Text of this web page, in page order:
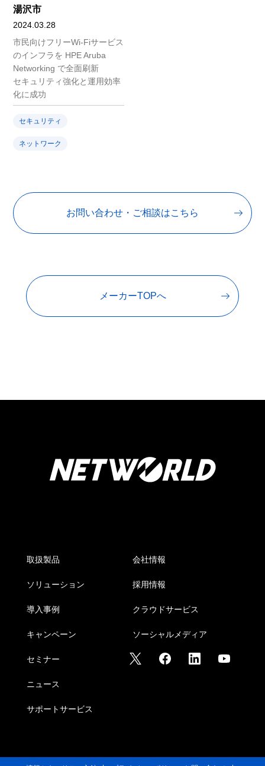
湯沢市
2024.03.28
市民向けフリーWi-Fiサービス
のインフラを HPE Aruba
Networking で全面刷新
セキュリティ強化と運用効率
化に成功
セキュリティ
ネットワーク
お問い合わせ・ご相談はこちら
メーカーTOPへ
取扱製品
ソリューション
導入事例
キャンペーン
セミナー
ニュース
サポートサービス
会社情報
採用情報
クラウドサービス
ソーシャルメディア